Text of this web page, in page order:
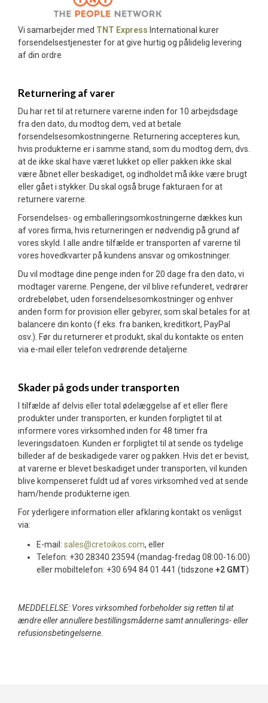
Vi samarbejder med TNT Express International kurer
forsendelsestjenester for at give hurtig og pålidelig levering
af din ordre
Returnering af varer
Du har ret til at returnere varerne inden for 10 arbejdsdage
fra den dato, du modtog dem, ved at betale
forsendelsesomkostningerne. Returnering accepteres kun,
hvis produkterne er i samme stand, som du modtog dem, dvs.
at de ikke skal have været lukket op eller pakken ikke skal
være åbnet eller beskadiget, og indholdet må ikke være brugt
eller gået i stykker. Du skal også bruge fakturaen for at
returnere varerne.
Forsendelses- og emballeringsomkostningerne dækkes kun
af vores firma, hvis returneringen er nødvendig på grund af
vores skyld. I alle andre tilfælde er transporten af varerne til
vores hovedkvarter på kundens ansvar og omkostninger.
Du vil modtage dine penge inden for 20 dage fra den dato, vi
modtager varerne. Pengene, der vil blive refunderet, vedrører
ordrebeløbet, uden forsendelsesomkostninger og enhver
anden form for provision eller gebyrer, som skal betales for at
balancere din konto (f.eks. fra banken, kreditkort, PayPal
osv.). Før du returnerer et produkt, skal du kontakte os enten
via e-mail eller telefon vedrørende detaljerne.
Skader på gods under transporten
I tilfælde af delvis eller total ødelæggelse af et eller flere
produkter under transporten, er kunden forpligtet til at
informere vores virksomhed inden for 48 timer fra
leveringsdatoen. Kunden er forpligtet til at sende os tydelige
billeder af de beskadigede varer og pakken. Hvis det er bevist,
at varerne er blevet beskadiget under transporten, vil kunden
blive kompenseret fuldt ud af vores virksomhed ved at sende
ham/hende produkterne igen.
For yderligere information eller afklaring kontakt os venligst
via:
E-mail: sales@cretoikos.com, eller
Telefon: +30 28340 23594 (mandag-fredag 08:00-16:00)
eller mobiltelefon: +30 694 84 01 441 (tidszone +2 GMT)
MEDDELELSE: Vores virksomhed forbeholder sig retten til at
ændre eller annullere bestillingsmåderne samt annullerings- eller
refusionsbetingelserne.